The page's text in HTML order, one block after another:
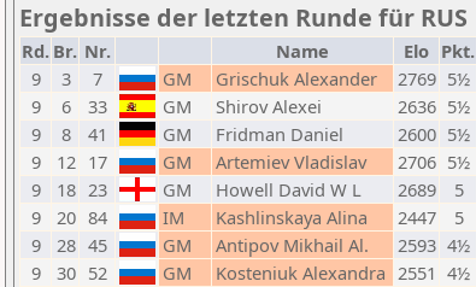
Ergebnisse der letzten Runde für RUS
Rd. Br. Nr. Name Elo Pkt.
9
3 7 GM Grischuk Alexander 2769 5½
9
6 33 GM Shirov Alexei 2636 5½
9
8 41 GM Fridman Daniel 2600 5½
9
12 17 GM Artemiev Vladislav 2706 5½
9
18 23 GM Howell David W L 2689 5
9
20 84 IM Kashlinskaya Alina 2447 5
9
28 45 GM Antipov Mikhail Al. 2593 4½
9
30 52 GM Kosteniuk Alexandra 2551 4½